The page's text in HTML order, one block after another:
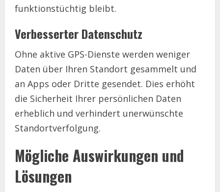
funktionstüchtig bleibt.
Verbesserter Datenschutz
Ohne aktive GPS-Dienste werden weniger
Daten über Ihren Standort gesammelt und
an Apps oder Dritte gesendet. Dies erhöht
die Sicherheit Ihrer persönlichen Daten
erheblich und verhindert unerwünschte
Standortverfolgung.
Mögliche Auswirkungen und
Lösungen